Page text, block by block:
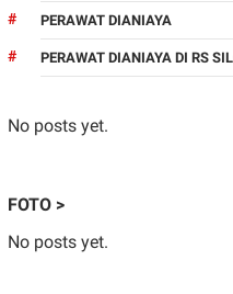
PERAWAT DIANIAYA
PERAWAT DIANIAYA DI RS
No posts yet.
FOTO >
No posts yet.